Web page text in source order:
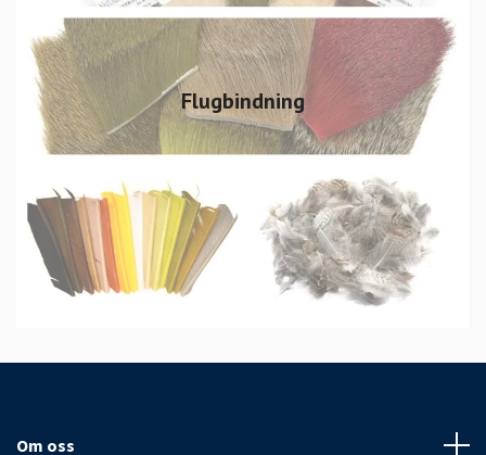
Flugbindning
Om oss